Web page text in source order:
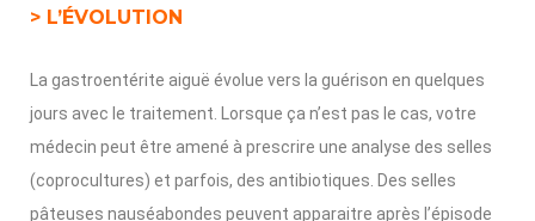
> L’ÉVOLUTION
La gastroentérite aiguë évolue vers la guérison en quelques
jours avec le traitement. Lorsque ça n’est pas le cas, votre
médecin peut être amené à prescrire une analyse des selles
(coprocultures) et parfois, des antibiotiques. Des selles
pâteuses nauséabondes peuvent apparaitre après l’épisode